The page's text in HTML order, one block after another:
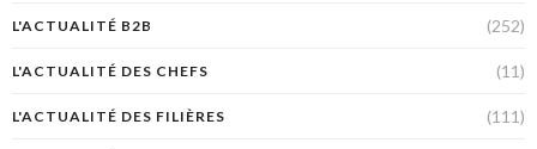
L'ACTUALITÉ B2B (252)
L'ACTUALITÉ DES CHEFS (11)
L'ACTUALITÉ DES FILIÈRES (111)